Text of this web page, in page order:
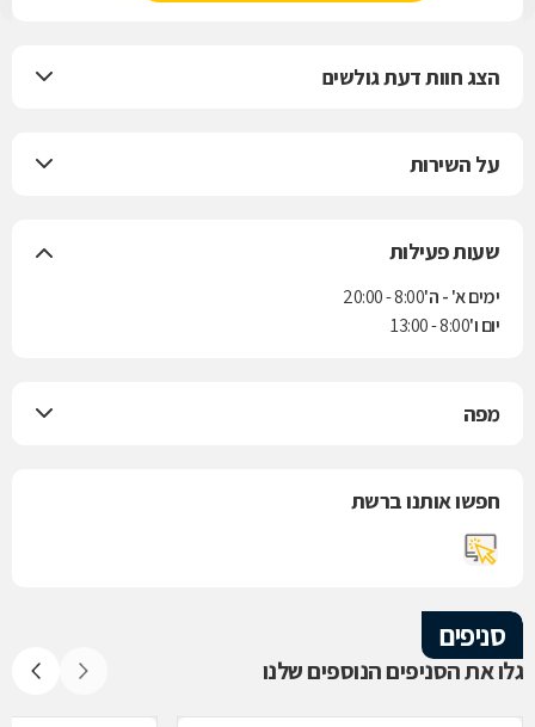
הצג חוות דעת גולשים
על השירות
שעות פעילות
ימים א' - ה'8:00 - 20:00
יום ו'8:00 - 13:00
מפה
חפשו אותנו ברשת
סניפים
גלו את הסניפים הנוספים שלנו